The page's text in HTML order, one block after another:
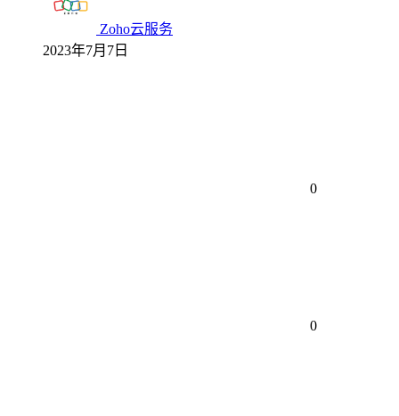
Zoho云服务
2023年7月7日
0
0